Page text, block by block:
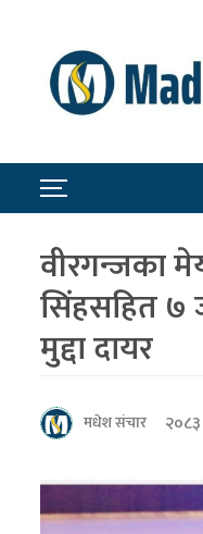
वीरगन्जका
सिंहसहित ७
मुद्दा दायर
मधेश संचार